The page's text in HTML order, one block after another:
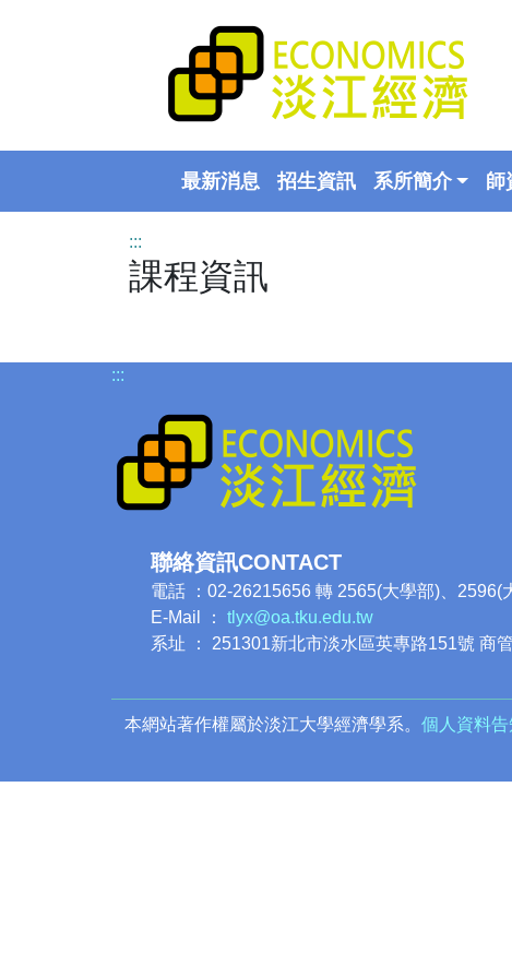
最新消息 招生資訊 系所簡介 師
:::
課程資訊
:::
聯絡資訊CONTACT
電話 ：02-26215656 轉 2565(大學部)、2596(
E-Mail ： tlyx@oa.tku.edu.tw
系址 ： 251301新北市淡水區英專路151號 商
本網站著作權屬於淡江大學經濟學系。 個人資料告